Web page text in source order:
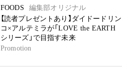
FOODS
編集部オリジナル
【読者プレゼントあり】ダイドードリン
コ×アルテミラが「LOVE the EARTH
シリーズ」で目指す未来
Promotion